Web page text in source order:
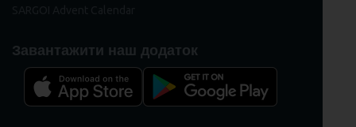
Завантажити наш додаток